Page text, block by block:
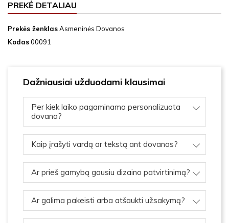
PREKĖ DETALIAU
Prekės ženklasAsmeninės Dovanos
Kodas00091
Dažniausiai užduodami klausimai
Per kiek laiko pagaminama personalizuota
dovana?
Kaip įrašyti vardą ar tekstą ant dovanos?
Ar prieš gamybą gausiu dizaino patvirtinimą?
Ar galima pakeisti arba atšaukti užsakymą?